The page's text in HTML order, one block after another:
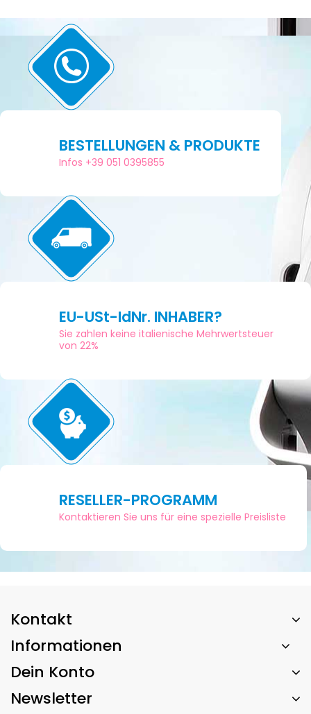
BESTELLUNGEN & PRODUKTE
Infos +39 051 0395855
EU-USt-IdNr. INHABER?
Sie zahlen keine italienische Mehrwertsteuer
von 22%
RESELLER-PROGRAMM
Kontaktieren Sie uns für eine spezielle Preisliste
Kontakt
Informationen
Dein Konto
Newsletter